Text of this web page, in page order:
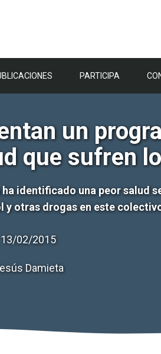
PARTICIPA
un
que sufren
identificado una peor salud
y otras drogas en este
13/02/2015
Damieta